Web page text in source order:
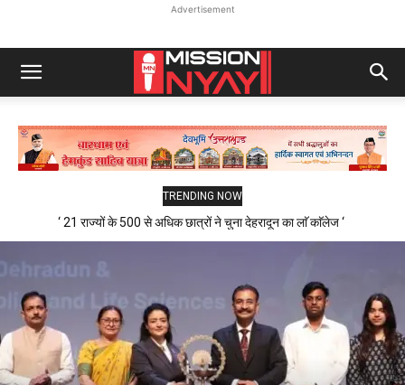
Advertisement
TRENDING NOW
‘ 21 राज्यों के 500 से अधिक छात्रों ने चुना देहरादून का लाॅ काॅलेज ‘